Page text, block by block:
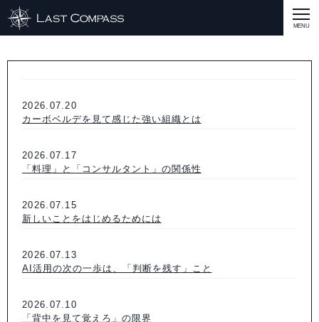
CASE
商品戦略
人材開発
評価制度
集客改善
コスト削減
買取再販
集客改善
SERVICE MENU
STAFF BLOG
すべての説明会情報
事業開発 に関して
人材に関して
集客に関して
営業に関して
コスト に関して
RECRUIT
INQUERY
2026.07.20
カーボベルデを見て感じた強い組織とは
2026.07.17
「料理」と「コンサルタント」の関係性
2026.07.15
新しいことをはじめるためには
2026.07.13
AI活用の次の一歩は、「判断を残す」こと
2026.07.10
「背中を見て覚えろ」の限界